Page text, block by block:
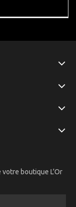
boutique L’Or